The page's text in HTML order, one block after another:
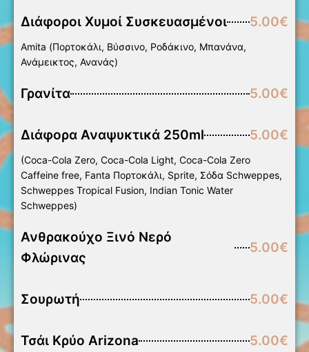
Διάφοροι Χυμοί Συσκευασμένοι 5.00€
Amita (Πορτοκάλι, Βύσσινο, Ροδάκινο, Μπανάνα,
Ανάμεικτος, Ανανάς)
Γρανίτα 5.00€
Διάφορα Αναψυκτικά 250ml 5.00€
(Coca-Cola Zero, Coca-Cola Light, Coca-Cola Zero
Caffeine free, Fanta Πορτοκάλι, Sprite, Σόδα Schweppes,
Schweppes Tropical Fusion, Indian Tonic Water
Schweppes)
Ανθρακούχο Ξινό Νερό
Φλώρινας
5.00€
Σουρωτή 5.00€
Τσάι Κρύο Arizona 5.00€